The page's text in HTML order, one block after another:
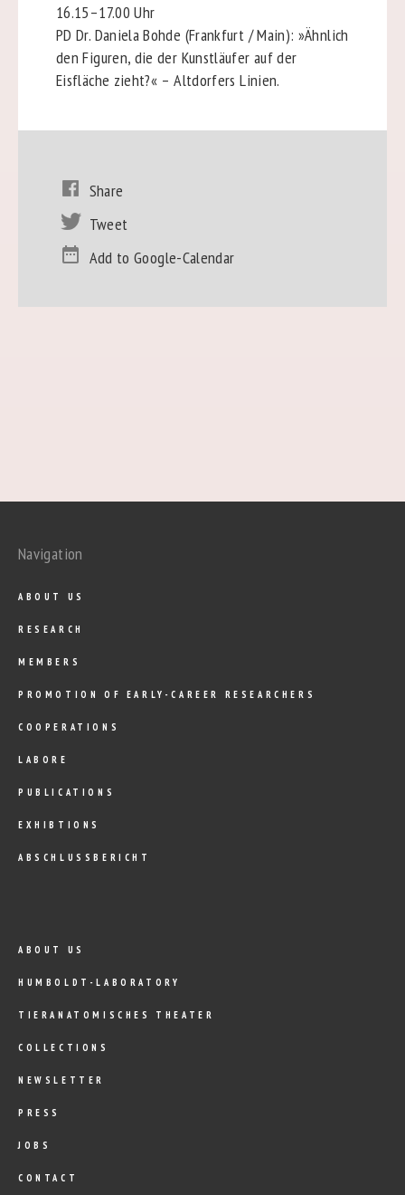
16.15–17.00 Uhr
PD Dr. Daniela Bohde (Frankfurt / Main): »Ähnlich
den Figuren, die der Kunstläufer auf der
Eisfläche zieht?« – Altdorfers Linien.
Share
Tweet
Add to Google-Calendar
Navigation
ABOUT US
RESEARCH
MEMBERS
PROMOTION OF EARLY-CAREER RESEARCHERS
COOPERATIONS
LABORE
PUBLICATIONS
EXHIBTIONS
ABSCHLUSSBERICHT
ABOUT US
HUMBOLDT-LABORATORY
TIERANATOMISCHES THEATER
COLLECTIONS
NEWSLETTER
PRESS
JOBS
CONTACT